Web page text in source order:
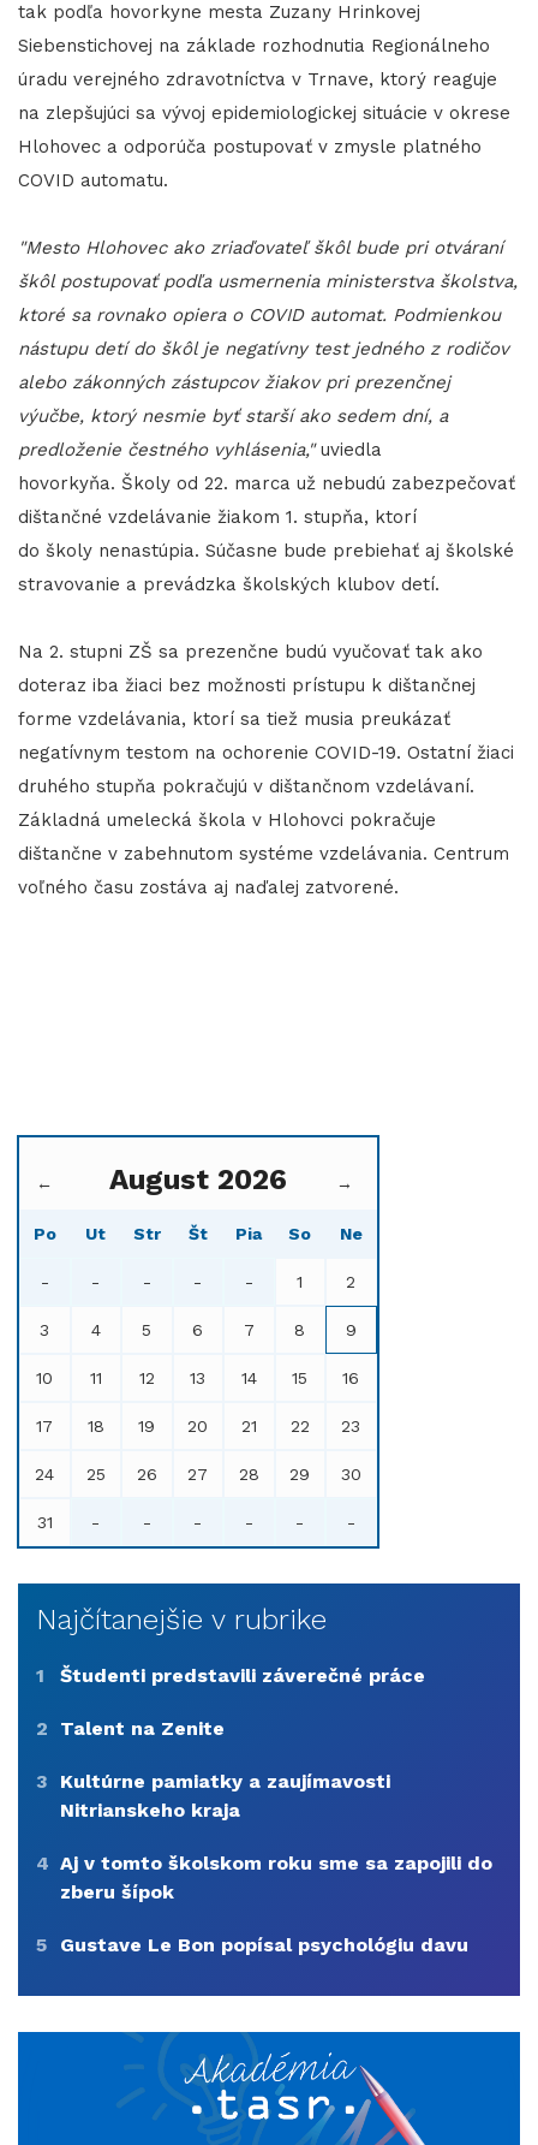
tak podľa hovorkyne mesta Zuzany Hrinkovej
Siebenstichovej na základe rozhodnutia Regionálneho
úradu verejného zdravotníctva v Trnave, ktorý reaguje
na zlepšujúci sa vývoj epidemiologickej situácie v okrese
Hlohovec a odporúča postupovať v zmysle platného
COVID automatu.
"Mesto Hlohovec ako zriaďovateľ škôl bude pri otváraní
škôl postupovať podľa usmernenia ministerstva školstva,
ktoré sa rovnako opiera o COVID automat. Podmienkou
nástupu detí do škôl je negatívny test jedného z rodičov
alebo zákonných zástupcov žiakov pri prezenčnej
výučbe, ktorý nesmie byť starší ako sedem dní, a
predloženie čestného vyhlásenia,"uviedla
hovorkyňa. Školy od 22. marca už nebudú zabezpečovať
dištančné vzdelávanie žiakom 1. stupňa, ktorí
do školy nenastúpia. Súčasne bude prebiehať aj školské
stravovanie a prevádzka školských klubov detí.
Na 2. stupni ZŠ sa prezenčne budú vyučovať tak ako
doteraz iba žiaci bez možnosti prístupu k dištančnej
forme vzdelávania, ktorí sa tiež musia preukázať
negatívnym testom na ochorenie COVID-19. Ostatní žiaci
druhého stupňa pokračujú v dištančnom vzdelávaní.
Základná umelecká škola v Hlohovci pokračuje
dištančne v zabehnutom systéme vzdelávania. Centrum
voľného času zostáva aj naďalej zatvorené.
← August 2026 →
Po Ut Str Št Pia So Ne
- - - - - 1 2
3 4 5 6 7 8 9
10 11 12 13 14 15 16
17 18 19 20 21 22 23
24 25 26 27 28 29 30
31 - - - - - -
Najčítanejšie v rubrike
1 Študenti predstavili záverečné práce
2 Talent na Zenite
3
Kultúrne pamiatky a zaujímavosti
Nitrianskeho kraja
4 Aj v tomto školskom roku sme sa zapojili do
zberu šípok
5 Gustave Le Bon popísal psychológiu davu